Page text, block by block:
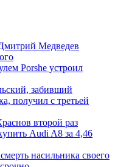
Медведев
Porshe устроил
забивший
получил с третьей
второй раз
Audi A8 за 4,46
насильника своего